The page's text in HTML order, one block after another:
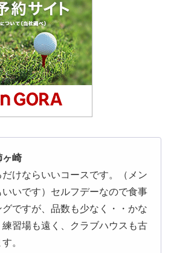
ヶ崎
だけならいいコースです。（メン
いいです）セルフデーなので食事
グですが、品数も少なく・・かな
練習場も遠く、クラブハウスも古
。